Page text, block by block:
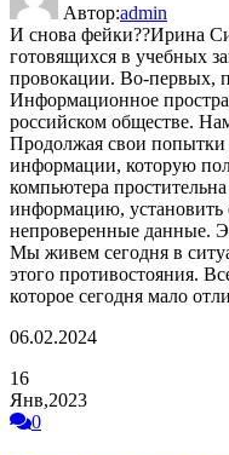
Автор:admin
И снова фейки??Ирина
готовящихся в учебных
провокации. Во-первых,
Информационное
российском обществе.
Продолжая свои попытки
информации, которую
компьютера
информацию, установить
непроверенные данные.
Мы живем сегодня в
этого противостояния.
которое сегодня мало
06.02.2024
16
Янв,2023
0